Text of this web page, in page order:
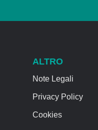
ALTRO
Note Legali
Privacy Policy
Cookies